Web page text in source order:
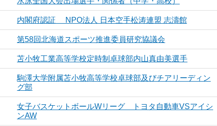
内閣府認証 NPO法人 日本空手松涛連盟 志濤館
第58回北海道スポーツ推進委員研究協議会
苫小牧工業高等学校定時制卓球部内山真由美選手
駒澤大学附属苫小牧高等学校卓球部及びチアリーディン
グ部
女子バスケットボールWリーグ トヨタ自動車VSアイシ
ンAW